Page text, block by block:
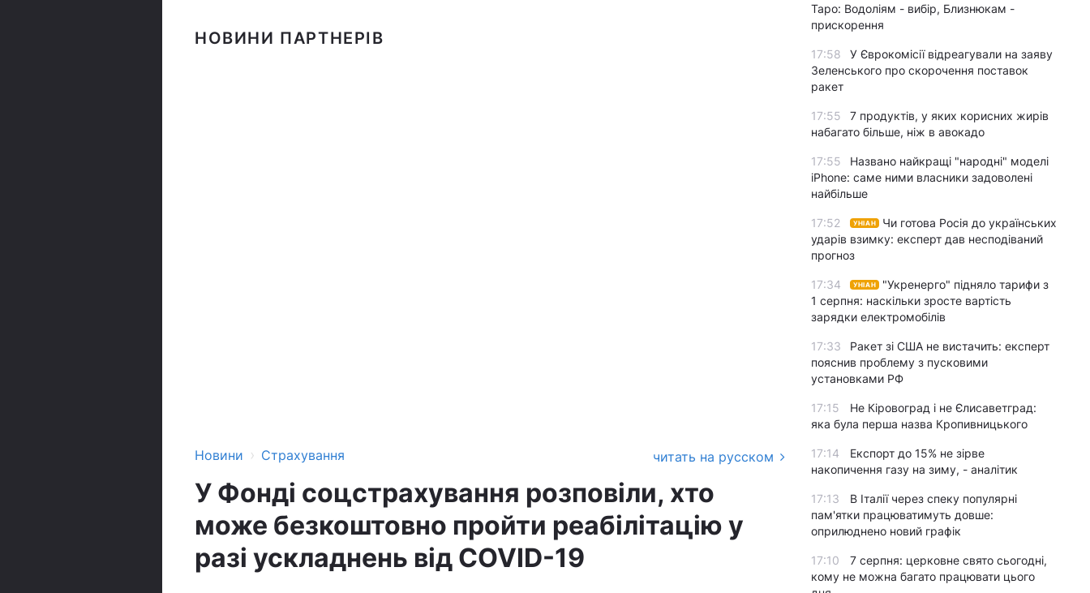
НОВИНИ ПАРТНЕРІВ
Новини › Страхування читать на русском
У Фонді соцстрахування розповіли, хто
може безкоштовно пройти реабілітацію у
разі ускладнень від COVID-19
Таро: Водоліям - вибір, Близнюкам -
прискорення
17:58
У Єврокомісії відреагували на заяву
Зеленського про скорочення поставок
ракет
17:55
7 продуктів, у яких корисних жирів
набагато більше, ніж в авокадо
17:55
Названо найкращі "народні" моделі
iPhone: саме ними власники задоволені
найбільше
17:52 УНІАН
Чи готова Росія до українських
ударів взимку: експерт дав несподіваний
прогноз
17:34 УНІАН
"Укренерго" підняло тарифи з
1 серпня: наскільки зросте вартість
зарядки електромобілів
17:33
Ракет зі США не вистачить: експерт
пояснив проблему з пусковими
установками РФ
17:15
Не Кіровоград і не Єлисаветград:
яка була перша назва Кропивницького
17:14
Експорт до 15% не зірве
накопичення газу на зиму, - аналітик
17:13
В Італії через спеку популярні
пам'ятки працюватимуть довше:
оприлюднено новий графік
17:10
7 серпня: церковне свято сьогодні,
кому не можна багато працювати цього